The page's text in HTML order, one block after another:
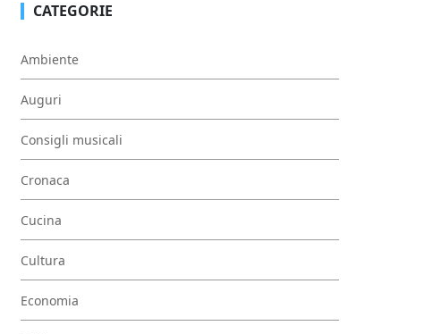
CATEGORIE
Ambiente
Auguri
Consigli musicali
Cronaca
Cucina
Cultura
Economia